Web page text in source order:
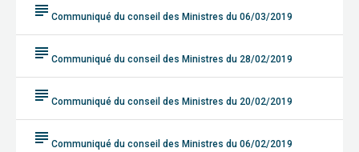
subject Communiqué du conseil des Ministres du 06/03/2019
subject Communiqué du conseil des Ministres du 28/02/2019
subject Communiqué du conseil des Ministres du 20/02/2019
subject Communiqué du conseil des Ministres du 06/02/2019